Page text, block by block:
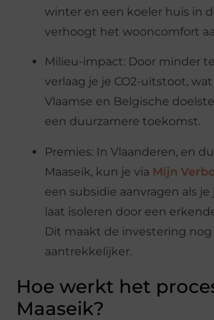
winter en een koeler huis in
verhoogt het wooncomfort
Milieu-impact: Door minder
verlaag je je CO2-uitstoot,
Vlaamse en Belgische
een duurzamere toekomst.
Premies: In Vlaanderen, en
Maaseik, kun je via Mijn
een subsidie aanvragen als
laat isoleren door een
Dit maakt de investering nog
aantrekkelijker.
Hoe werkt het
Maaseik?